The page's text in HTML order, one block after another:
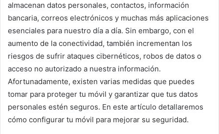
almacenan datos personales, contactos, información
bancaria, correos electrónicos y muchas más aplicaciones
esenciales para nuestro día a día. Sin embargo, con el
aumento de la conectividad, también incrementan los
riesgos de sufrir ataques cibernéticos, robos de datos o
acceso no autorizado a nuestra información.
Afortunadamente, existen varias medidas que puedes
tomar para proteger tu móvil y garantizar que tus datos
personales estén seguros. En este artículo detallaremos
cómo configurar tu móvil para mejorar su seguridad.